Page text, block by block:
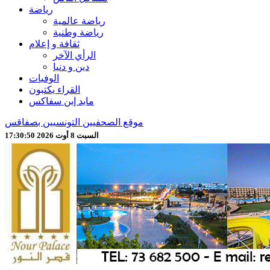
رياضة
رياضة عالمية
رياضة وطنية
ثقافة و إعلام
الرأي الآخر
دين و دنيا
الوفيات
القراء يكتبون
مايد إين سفاكس
موقع الصحفيين التونسيين بصفاقس
السبت 8 أوت 2026 17:30:52